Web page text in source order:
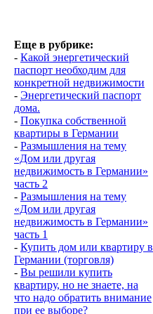
Еще в рубрике:
- Какой энергетический
паспорт необходим для
конкретной недвижимости
- Энергетический паспорт
дома.
- Покупка собственной
квартиры в Германии
- Размышления на тему
«Дом или другая
недвижимость в Германии»
часть 2
- Размышления на тему
«Дом или другая
недвижимость в Германии»
часть 1
- Купить дом или квартиру в
Германии (торговля)
- Вы решили купить
квартиру, но не знаете, на
что надо обратить внимание
при ее выборе?